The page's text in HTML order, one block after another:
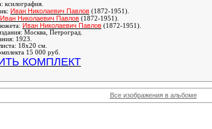
ксилография.
Иван Николаевич Павлов (1872-1951).
Иван Николаевич Павлов (1872-1951)
Иван Николаевич Павлов (1872-1951)
Москва, Петроград.
1923.
18х20 см.
15 000 руб.
КОМПЛЕКТ
Все изображения в альбоме